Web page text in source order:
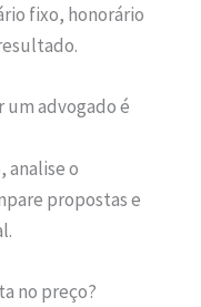
fixo, honorário
um advogado é
analise o
propostas e
no preço?